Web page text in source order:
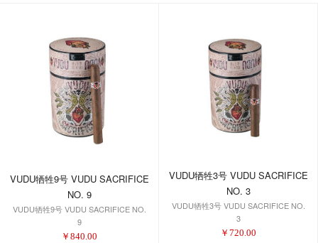
VUDU牺牲9号 VUDU SACRIFICE
NO. 9
VUDU牺牲9号 VUDU SACRIFICE NO.
9
￥ 840.00
VUDU牺牲3号 VUDU SACRIFICE
NO. 3
VUDU牺牲3号 VUDU SACRIFICE NO.
3
￥ 720.00